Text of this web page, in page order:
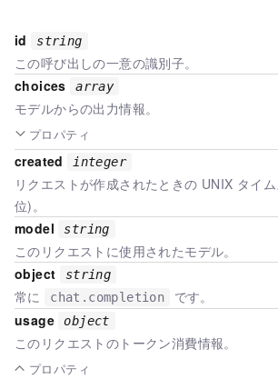
id string
この呼び出しの一意の識別子。
choices
array
モデルからの出力情報。
プロパティ
created integer
リクエストが作成されたときの UNIX タイ
位)。
model
string
このリクエストに使用されたモデル。
object
string
常に chat.completion
です。
usage
object
このリクエストのトークン消費情報。
プロパティ